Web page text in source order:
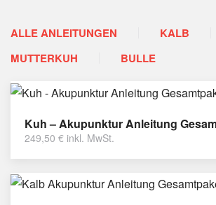
ALLE ANLEITUNGEN KALB
MUTTERKUH
BULLE
Kuh – Akupunktur Anleitung
249,50 € inkl. MwSt.